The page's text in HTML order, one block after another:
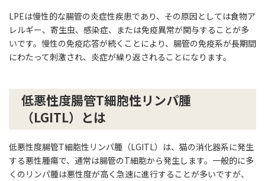
LPEは慢性的な腸管の炎症性疾患であり、その原因としては食物ア
レルギー、寄生虫、感染症、または免疫異常が関与することが多
いです。慢性の免疫応答が続くことにより、腸管の免疫系が長期間
にわたって刺激され、炎症が繰り返されることになります。
低悪性度腸管T細胞性リンパ腫
（LGITL）とは
低悪性度腸管T細胞性リンパ腫（LGITL）は、猫の消化器系に発生
する悪性腫瘍で、通常は腸管のT細胞から発生します。一般的に多
くのリンパ腫は悪性度が高く急速に進行することが多いですが、